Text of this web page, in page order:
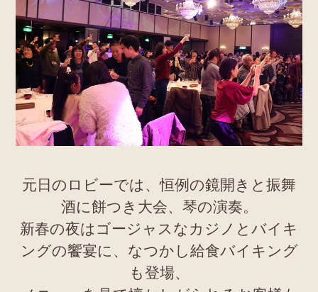
元日のロビーでは、恒例の鏡開きと振舞
酒に餅つき大会、琴の演奏。
新春の夜はゴージャスなカジノとバイキ
ングの饗宴に、なつかし給食バイキング
も登場、